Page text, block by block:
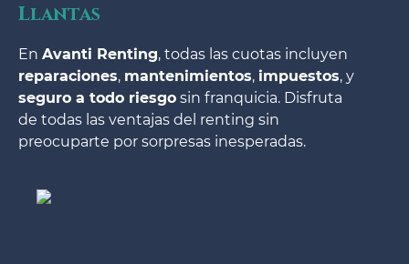
Llantas
En Avanti Renting, todas las cuotas incluyen
reparaciones, mantenimientos, impuestos, y
seguro a todo riesgo sin franquicia. Disfruta
de todas las ventajas del renting sin
preocuparte por sorpresas inesperadas.